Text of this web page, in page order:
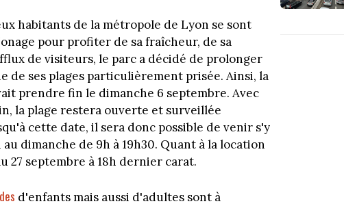
habitants de la métropole de Lyon se sont
pour profiter de sa fraîcheur, de sa
de visiteurs, le parc a décidé de prolonger
de ses plages particulièrement prisée. Ainsi, la
prendre fin le dimanche 6 septembre. Avec
la plage restera ouverte et surveillée
cette date, il sera donc possible de venir s'y
dimanche de 9h à 19h30. Quant à la location
27 septembre à 18h dernier carat.
d'enfants mais aussi d'adultes sont à